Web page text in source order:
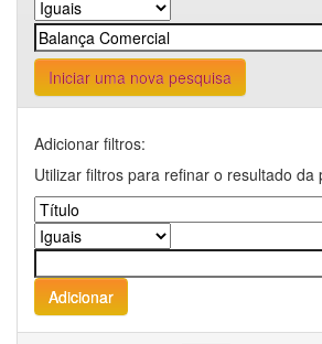
Iniciar uma nova pesquisa
Adicionar filtros:
Utilizar filtros para refinar o resultado da